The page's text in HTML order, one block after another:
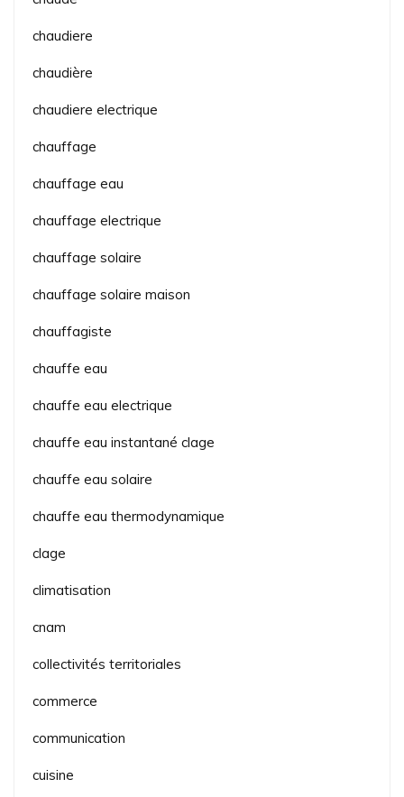
chaudiere
chaudière
chaudiere electrique
chauffage
chauffage eau
chauffage electrique
chauffage solaire
chauffage solaire maison
chauffagiste
chauffe eau
chauffe eau electrique
chauffe eau instantané clage
chauffe eau solaire
chauffe eau thermodynamique
clage
climatisation
cnam
collectivités territoriales
commerce
communication
cuisine